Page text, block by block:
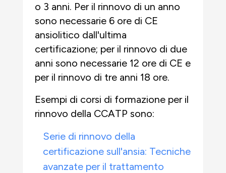
o 3 anni. Per il rinnovo di un anno
sono necessarie 6 ore di CE
ansiolitico dall'ultima
certificazione; per il rinnovo di due
anni sono necessarie 12 ore di CE e
per il rinnovo di tre anni 18 ore.
Esempi di corsi di formazione per il
rinnovo della CCATP sono:
Serie di rinnovo della
certificazione sull'ansia: Tecniche
avanzate per il trattamento